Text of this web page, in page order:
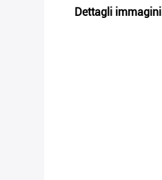
Dettagli immagini